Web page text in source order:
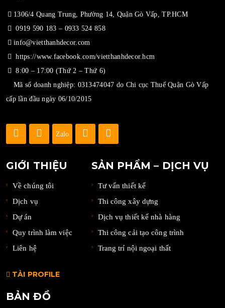
1306/4 Quang Trung, Phường 14, Quận Gò Vấp, TP.HCM
0919 590 183 – 0933 524 858
info@vietthanhdecor.com
https://www.facebook.com/vietthanhdecor.hcm
8:00 – 17:00 (Thứ 2 – Thứ 6)
Mã số doanh nghiệp: 0313474047 do Chi cục Thuế Quận Gò Vấp
cấp lần đầu ngày 06/10/2015
Zalo
GIỚI THIỆU
Về chúng tôi
Dịch vụ
Dự án
Quy trình làm việc
Liên hệ
TẢI PROFILE
SẢN PHẨM – DỊCH VỤ
Tư vấn thiết kế
Thi công xây dựng
Dịch vụ thiết kế nhà hàng
Thi công cải tạo công trình
Trang trí nội ngoại thất
BẢN ĐỒ